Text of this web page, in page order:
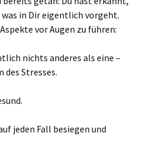
in Dir eigentlich vorgeht.
vor Augen zu führen:
nichts anderes als eine –
Stresses.
jeden Fall besiegen und